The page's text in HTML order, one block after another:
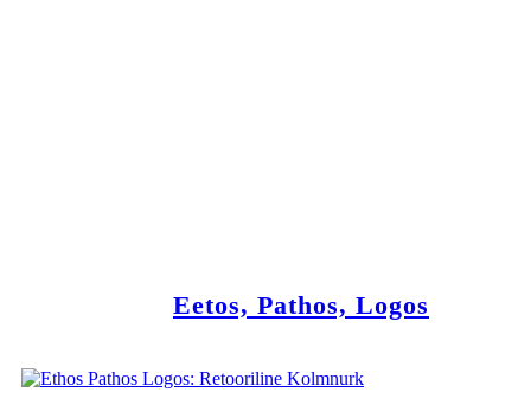
Eetos, Pathos, Logos